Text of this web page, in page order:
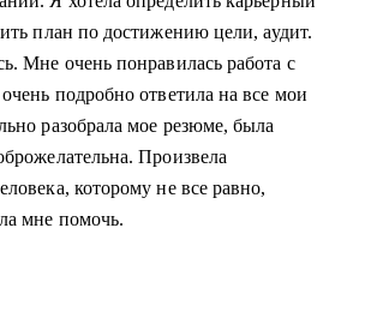
план по достижению цели, аудит.
Мне очень понравилась работа с
подробно ответила на все мои
разобрала мое резюме, была
Произвела
которому не все равно,
мне помочь.